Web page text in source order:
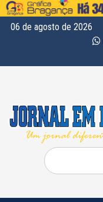
06 de agosto de 2026
Pesquisar
por: